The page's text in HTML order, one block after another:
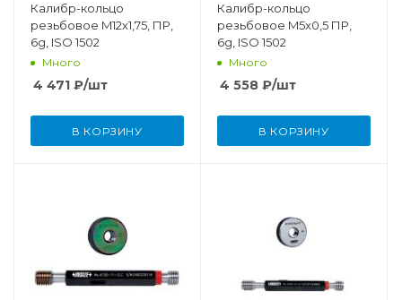
Калибр-кольцо
резьбовое M12x1,75, ПР,
6g, ISO 1502
Много
4 471 ₽/шт
В КОРЗИНУ
Калибр-кольцо
резьбовое M5x0,5 ПР,
6g, ISO 1502
Много
4 558 ₽/шт
В КОРЗИНУ